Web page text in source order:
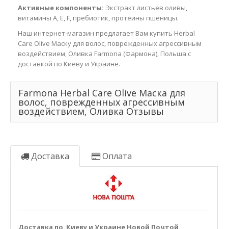
Активные компоненты: Экстракт листьев оливы,
витамины А, Е, F, пребиотик, протеины пшеницы.
Наш интернет-магазин предлагает Вам купить Herbal
Care Olive Маску для волос, поврежденных агрессивным
воздействием, Оливка Farmona (Фармона), Польша с
доставкой по Киеву и Украине.
Farmona Herbal Care Olive Маска для
волос, поврежденных агрессивным
воздействием, Оливка Отзывы
Доставка Оплата
Доставка по Киеву и Украине Новой Почтой